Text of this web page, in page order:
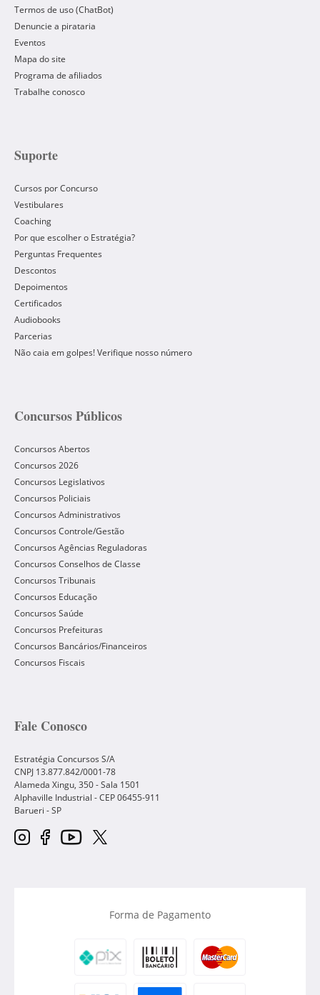
Termos de uso (ChatBot)
Denuncie a pirataria
Eventos
Mapa do site
Programa de afiliados
Trabalhe conosco
Suporte
Cursos por Concurso
Vestibulares
Coaching
Por que escolher o Estratégia?
Perguntas Frequentes
Descontos
Depoimentos
Certificados
Audiobooks
Parcerias
Não caia em golpes! Verifique nosso número
Concursos Públicos
Concursos Abertos
Concursos 2026
Concursos Legislativos
Concursos Policiais
Concursos Administrativos
Concursos Controle/Gestão
Concursos Agências Reguladoras
Concursos Conselhos de Classe
Concursos Tribunais
Concursos Educação
Concursos Saúde
Concursos Prefeituras
Concursos Bancários/Financeiros
Concursos Fiscais
Fale Conosco
Estratégia Concursos S/A
CNPJ 13.877.842/0001-78
Alameda Xingu, 350 - Sala 1501
Alphaville Industrial - CEP06455-911
Barueri -SP
Forma de Pagamento